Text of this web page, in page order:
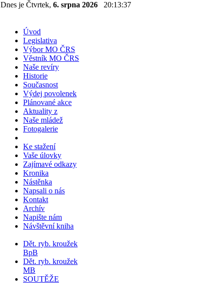
Dnes je Čtvrtek, 6. srpna 2026 20:13:37
Úvod
Legislativa
Výbor MO ČRS
Věstník MO ČRS
Naše revíry
Historie
Současnost
Výdej povolenek
Plánované akce
Aktuality z
Naše mládež
Fotogalerie
Ke stažení
Vaše úlovky
Zajímavé odkazy
Kronika
Nástěnka
Napsali o nás
Kontakt
Archív
Napište nám
Návštěvní kniha
Dět. ryb. kroužek
BpB
Dět. ryb. kroužek
MB
SOUTĚŽE